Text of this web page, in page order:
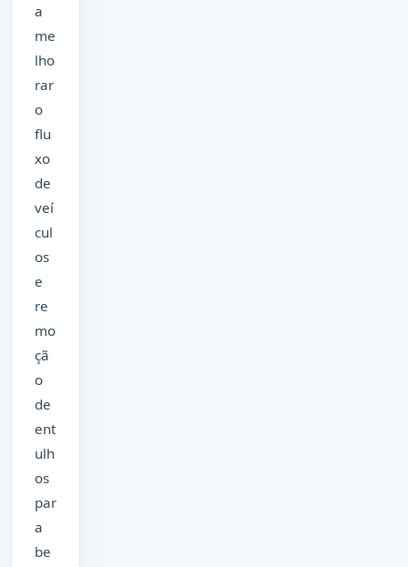
a
me
lho
rar
o
flu
xo
de
veí
cul
os
e
re
mo
çã
o
de
ent
ulh
os
par
a
be